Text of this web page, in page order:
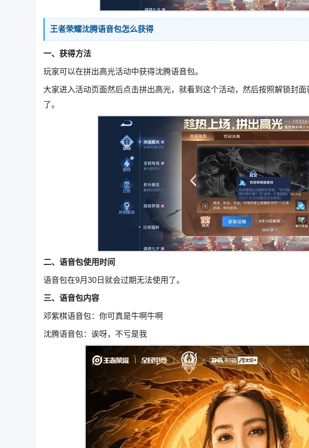
王者荣耀沈腾语音包怎么获得
一、获得方法
玩家可以在拼出高光活动中获得沈腾语音包。
大家进入活动页面然后点击拼出高光，就看到这个活动，然后按照解锁封
了。
二、语音包使用时间
语音包在9月30日就会过期无法使用了。
三、语音包内容
邓紫棋语音包：你可真是牛啊牛啊
沈腾语音包：诶呀，不亏是我